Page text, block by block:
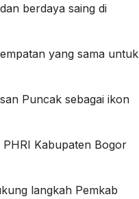
berdaya saing di
yang sama untuk
Puncak sebagai ikon
Kabupaten Bogor
langkah Pemkab